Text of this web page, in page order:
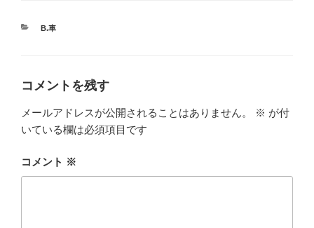
カ
ー
B.車
コメントを残す
メールアドレスが公開されることはありません。 ※ が付
いている欄は必須項目です
コメント ※